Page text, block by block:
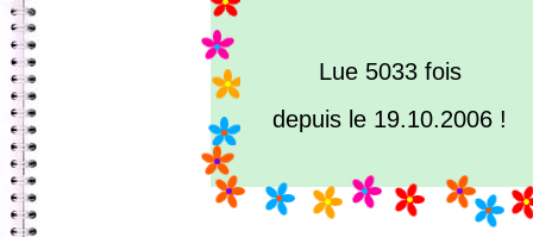
Lue 5033 fois
depuis le 19.10.2006 !